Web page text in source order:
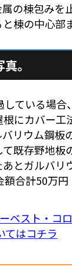
の棟包みを
棟の中心部
。
ている場
にカバー工
既存野地板
とガルバリ
合計50万円
ベスト・コ
はコチラ